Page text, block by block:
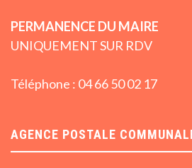
PERMANENCE DU MAIRE
UNIQUEMENT SUR RDV
Téléphone : 04 66 50 02 17
AGENCE POSTALE